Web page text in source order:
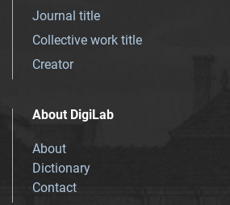
Journal title
Collective work title
Creator
About DigiLab
About
Dictionary
Contact